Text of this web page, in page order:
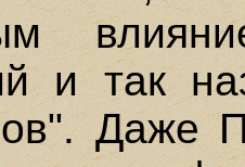
и так
Даже